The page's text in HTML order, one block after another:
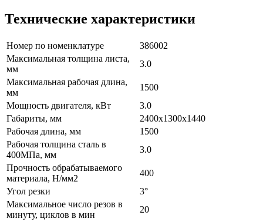
Технические характеристики
Номер по номенклатуре
386002
Максимальная толщина листа,
мм
3.0
Максимальная рабочая длина,
мм
1500
Мощность двигателя, кВт
3.0
Габариты, мм
2400x1300x1440
Рабочая длина, мм
1500
Рабочая толщина сталь в
400МПа, мм
3.0
Прочность обрабатываемого
материала, Н/мм2
400
Угол резки
3°
Максимальное число резов в
минуту, циклов в мин
20